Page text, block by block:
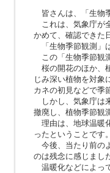
皆さんは、「生物
これは、気象庁が
かめて、確認できた
「生物季節観測」
この「生物季節観
桜の開花のほか、
じみ深い植物を対象
カネの初見などで季
しかし、気象庁は
撤廃し、植物季節観
理由は、地球温暖
ったということです。
今後、当たり前の
のは残念に感じまし
温暖化などによっ